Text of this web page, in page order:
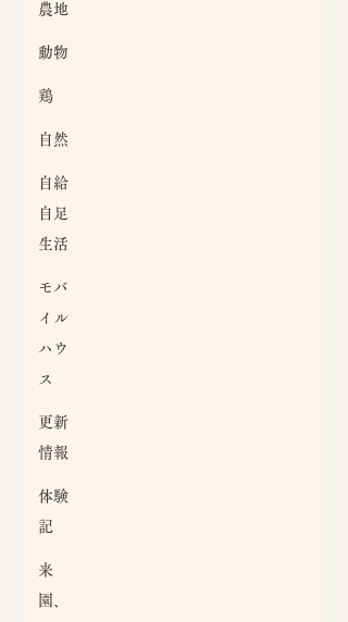
農地
動物
鶏
自然
自給
自足
生活
モバ
イル
ハウ
ス
更新
情報
体験
記
来
園、